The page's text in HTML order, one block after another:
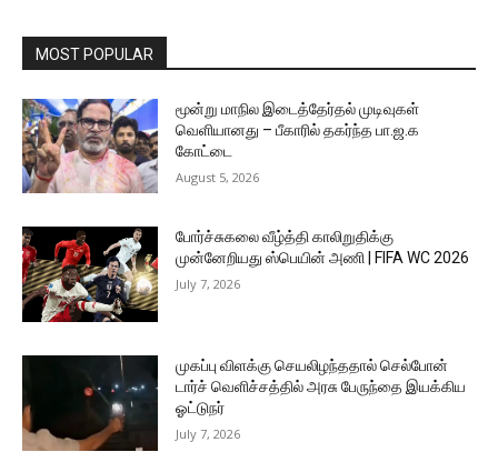
MOST POPULAR
மூன்று மாநில இடைத்தேர்தல் முடிவுகள்
வெளியானது – பீகாரில் தகர்ந்த பா.ஜ.க
கோட்டை
August 5, 2026
போர்ச்சுகலை வீழ்த்தி காலிறுதிக்கு
முன்னேறியது ஸ்பெயின் அணி | FIFA WC 2026
July 7, 2026
முகப்பு விளக்கு செயலிழந்ததால் செல்போன்
டார்ச் வெளிச்சத்தில் அரசு பேருந்தை இயக்கிய
ஓட்டுநர்
July 7, 2026